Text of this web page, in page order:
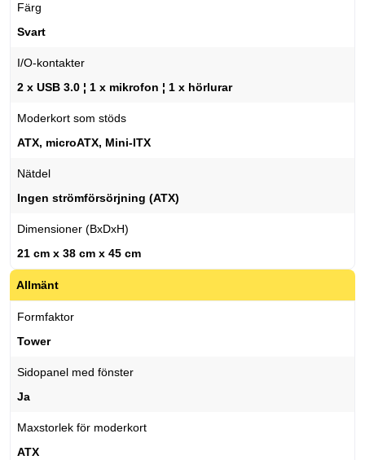
Färg
Svart
I/O-kontakter
2 x USB 3.0 ¦ 1 x mikrofon ¦ 1 x hörlurar
Moderkort som stöds
ATX, microATX, Mini-ITX
Nätdel
Ingen strömförsörjning (ATX)
Dimensioner (BxDxH)
21 cm x 38 cm x 45 cm
Allmänt
Formfaktor
Tower
Sidopanel med fönster
Ja
Maxstorlek för moderkort
ATX